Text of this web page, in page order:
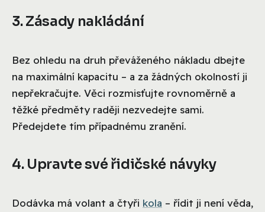
3. Zásady nakládání
Bez ohledu na druh převáženého nákladu dbejte
na maximální kapacitu – a za žádných okolností ji
nepřekračujte. Věci rozmisťujte rovnoměrně a
těžké předměty raději nezvedejte sami.
Předejdete tím případnému zranění.
4. Upravte své řidičské návyky
Dodávka má volant a čtyři kola – řídit ji není věda,